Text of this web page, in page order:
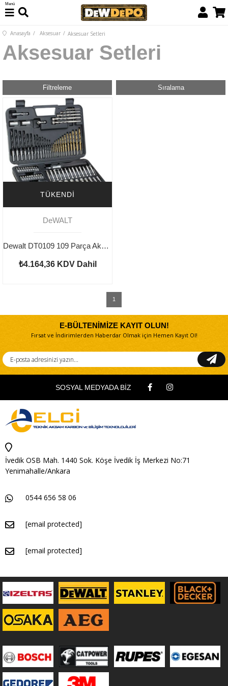
Menü
Anasayfa Aksesuar Aksesuar Setleri
Aksesuar Setleri
Filtreleme Sıralama
TÜKENDI
DeWALT
Dewalt DT0109 109 Parça Aksesuar Seti
₺4.164,36 KDV Dahil
1
E-BÜLTENİMİZE KAYIT OLUN!
Fırsat ve İndirimlerden Haberdar Olmak için Hemen Kayıt Ol!
SOSYAL MEDYADA BİZ
İvedik OSB Mah. 1440 Sok. Köşe İvedik İş Merkezi No:71
Yenimahalle/Ankara
0544 656 58 06
[email protected]
[email protected]